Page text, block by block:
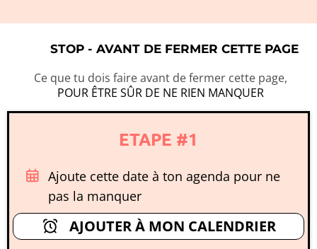
STOP - AVANT DE FERMER CETTE PAGE
Ce que tu dois faire avant de fermer cette page,
POUR ÊTRE SÛR DE NE RIEN MANQUER
ETAPE #1
Ajoute cette date à ton agenda pour ne
pas la manquer
AJOUTER À MON CALENDRIER